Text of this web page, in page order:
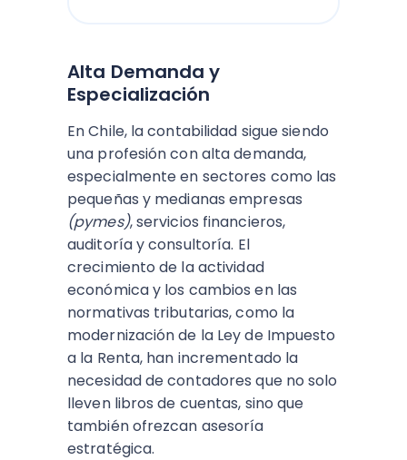
Alta Demanda y
Especialización
En Chile, la contabilidad sigue siendo
una profesión con alta demanda,
especialmente en sectores como las
pequeñas y medianas empresas
(pymes), servicios financieros,
auditoría y consultoría. El
crecimiento de la actividad
económica y los cambios en las
normativas tributarias, como la
modernización de la Ley de Impuesto
a la Renta, han incrementado la
necesidad de contadores que no solo
lleven libros de cuentas, sino que
también ofrezcan asesoría
estratégica.